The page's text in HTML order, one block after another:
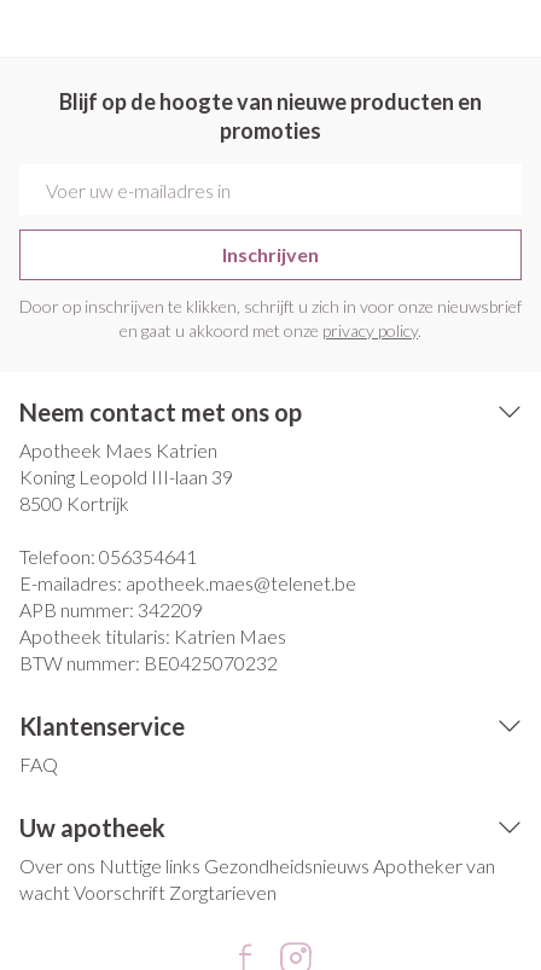
Blijf op de hoogte van nieuwe producten en
promoties
Inschrijven
Door op inschrijven te klikken, schrijft u zich in voor onze nieuwsbrief
en gaat u akkoord met onze privacy policy.
Neem contact met ons op
Apotheek Maes Katrien
Koning Leopold III-laan 39
8500 Kortrijk
Telefoon: 056354641
E-mailadres: apotheek.maes@telenet.be
APB nummer: 342209
Apotheek titularis: Katrien Maes
BTW nummer: BE0425070232
Klantenservice
FAQ
Uw apotheek
Over ons Nuttige links Gezondheidsnieuws Apotheker van
wachtVoorschrift Zorgtarieven